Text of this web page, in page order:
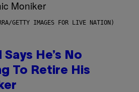
GETTY IMAGES FOR LIVE NATION)
He’s No
To Retire His